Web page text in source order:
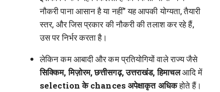
नौकरी पाना आसान है या नहीं” यह आपकी योग्यता, तैयारी
स्तर, और जिस प्रकार की नौकरी की तलाश कर रहे हैं,
उस पर निर्भर करता है।
लेकिन कम आबादी और कम प्रतियोगियों वाले राज्य जैसे
सिक्किम, मिज़ोरम, छत्तीसगढ़, उत्तराखंड, हिमाचलआदि में
selection के chances अपेक्षाकृत अधिकहोते हैं।